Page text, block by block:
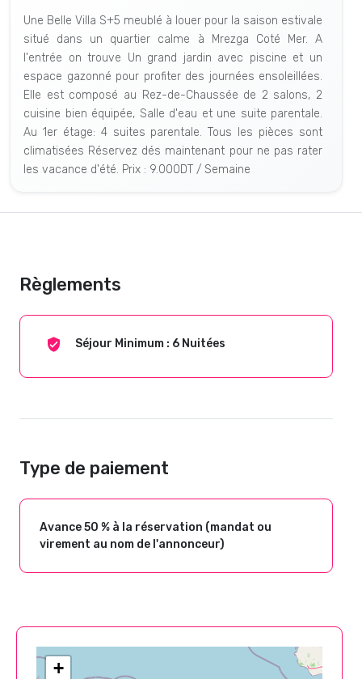
Une Belle Villa S+5 meublé à louer pour la saison estivale
situé dans un quartier calme à Mrezga Coté Mer. A
l'entrée on trouve Un grand jardin avec piscine et un
espace gazonné pour profiter des journées ensoleillées.
Elle est composé au Rez-de-Chaussée de 2 salons, 2
cuisine bien équipée, Salle d'eau et une suite parentale.
Au 1er étage: 4 suites parentale. Tous les pièces sont
climatisées Réservez dés maintenant pour ne pas rater
les vacance d'été. Prix : 9.000DT / Semaine
Règlements
Séjour Minimum : 6 Nuitées
Type de paiement
Avance 50 % à la réservation (mandat ou
virement au nom de l'annonceur)
+